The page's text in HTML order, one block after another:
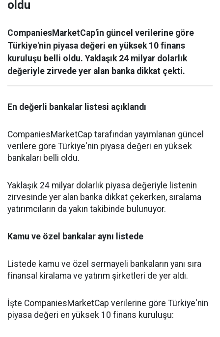
oldu
CompaniesMarketCap'in güncel verilerine göre
Türkiye'nin piyasa değeri en yüksek 10 finans
kuruluşu belli oldu. Yaklaşık 24 milyar dolarlık
değeriyle zirvede yer alan banka dikkat çekti.
En değerli bankalar listesi açıklandı
CompaniesMarketCap tarafından yayımlanan güncel
verilere göre Türkiye'nin piyasa değeri en yüksek
bankaları belli oldu.
Yaklaşık 24 milyar dolarlık piyasa değeriyle listenin
zirvesinde yer alan banka dikkat çekerken, sıralama
yatırımcıların da yakın takibinde bulunuyor.
Kamu ve özel bankalar aynı listede
Listede kamu ve özel sermayeli bankaların yanı sıra
finansal kiralama ve yatırım şirketleri de yer aldı.
İşte CompaniesMarketCap verilerine göre Türkiye'nin
piyasa değeri en yüksek 10 finans kuruluşu: